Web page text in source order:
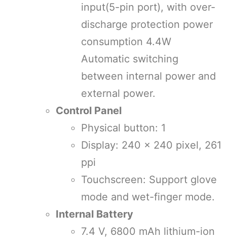
input(5-pin port), with over-
discharge protection power
consumption 4.4W
Automatic switching
between internal power and
external power.
Control Panel
Physical button: 1
Display: 240 x 240 pixel, 261
ppi
Touchscreen: Support glove
mode and wet-finger mode.
Internal Battery
7.4 V, 6800 mAh lithium-ion